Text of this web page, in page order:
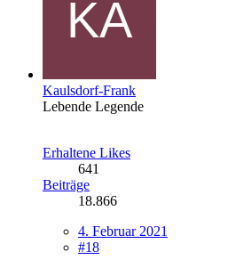
Kaulsdorf-Frank
Lebende Legende
Erhaltene Likes
641
Beiträge
18.866
4. Februar 2021
#18